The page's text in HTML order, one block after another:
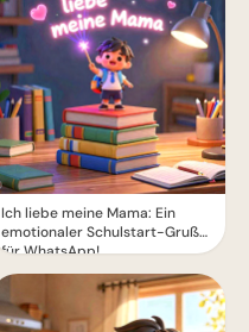
Ich liebe meine Mama: Ein
emotionaler Schulstart-Gruß
für WhatsApp!